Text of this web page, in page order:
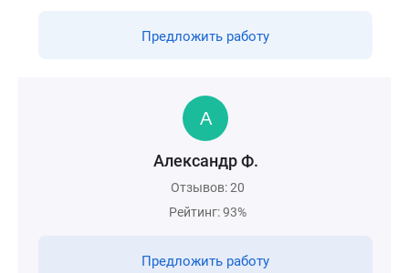
Предложить работу
Александр Ф.
Отзывов: 20
Рейтинг: 93%
Предложить работу